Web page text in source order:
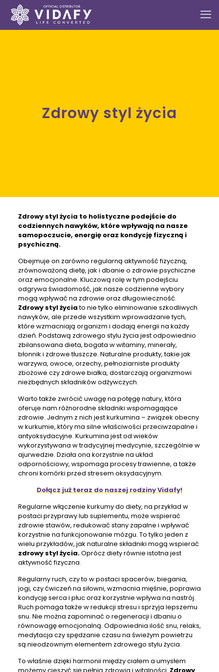
Zdrowy styl życia
Zdrowy styl życia to holistyczne podejście do
codziennych nawyków, które wpływają na nasze
samopoczucie, energię oraz kondycję fizyczną i
psychiczną.
Obejmuje on zarówno regularną aktywność fizyczną,
zrównoważoną dietę, jak i dbanie o zdrowie psychiczne
oraz emocjonalne. Kluczową rolę w tym podejściu
odgrywa świadomość, jak nasze codzienne wybory
mogą wpływać na zdrowie oraz długowieczność.
Zdrowy styl życiato nie tylko eliminowanie szkodliwych
nawyków, ale przede wszystkim wprowadzanie tych,
które wzmacniają organizm i dodają energii na każdy
dzień. Podstawą zdrowego stylu życia jest odpowiednio
zbilansowana dieta, bogata w witaminy, minerały,
błonnik i zdrowe tłuszcze. Naturalne produkty, takie jak
warzywa, owoce, orzechy, pełnoziarniste produkty
zbożowe czy zdrowe białka, dostarczają organizmowi
niezbędnych składników odżywczych.
Warto także zwrócić uwagę na potęgę natury, która
oferuje nam różnorodne składniki wspomagające
zdrowie. Jednym z nich jest kurkumina – związek obecny
w kurkumie, który ma silne właściwości przeciwzapalne i
antyoksydacyjne. Kurkumina jest od wieków
wykorzystywana w tradycyjnej medycynie, szczególnie w
ajurwedzie. Działa ona korzystnie na układ
odpornościowy, wspomaga procesy trawienne, a także
chroni komórki przed stresem oksydacyjnym.
Dołącz już teraz do naszej rodziny Vidafy!
Regularne włączenie kurkumy do diety, na przykład w
postaci przyprawy lub suplementu, może wspierać
zdrowie stawów, redukować stany zapalne i wpływać
korzystnie na funkcjonowanie mózgu. To tylko jeden z
wielu przykładów, jak naturalne składniki mogą wspierać
zdrowy styl życia.Oprócz diety równie istotna jest
aktywność fizyczna.
Regularny ruch, czy to w postaci spacerów, biegania,
jogi, czy ćwiczeń na siłowni, wzmacnia mięśnie, poprawia
kondycję serca i płuc oraz korzystnie wpływa na nastrój.
Ruch pomaga także w redukcji stresu i sprzyja lepszemu
snu. Nie można zapominać o regeneracji i dbaniu o
równowagę emocjonalną. Odpowiednia ilość snu, relaks,
medytacja czy spędzanie czasu na świeżym powietrzu
są nieodzownym elementem zdrowego stylu życia.
To właśnie dzięki harmonii między ciałem a umysłem